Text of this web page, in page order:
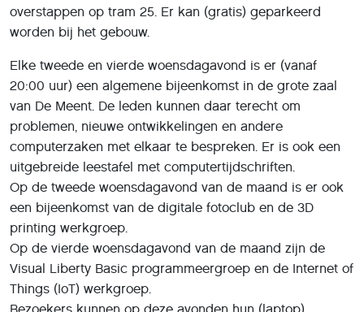
overstappen op tram 25. Er kan (gratis) geparkeerd
worden bij het gebouw.
Elke tweede en vierde woensdagavond is er (vanaf
20:00 uur) een algemene bijeenkomst in de grote zaal
van De Meent. De leden kunnen daar terecht om
problemen, nieuwe ontwikkelingen en andere
computerzaken met elkaar te bespreken. Er is ook een
uitgebreide leestafel met computertijdschriften.
Op de tweede woensdagavond van de maand is er ook
een bijeenkomst van de digitale fotoclub en de 3D
printing werkgroep.
Op de vierde woensdagavond van de maand zijn de
Visual Liberty Basic programmeergroep en de Internet of
Things (IoT) werkgroep.
Bezoekers kunnen op deze avonden hun (laptop)